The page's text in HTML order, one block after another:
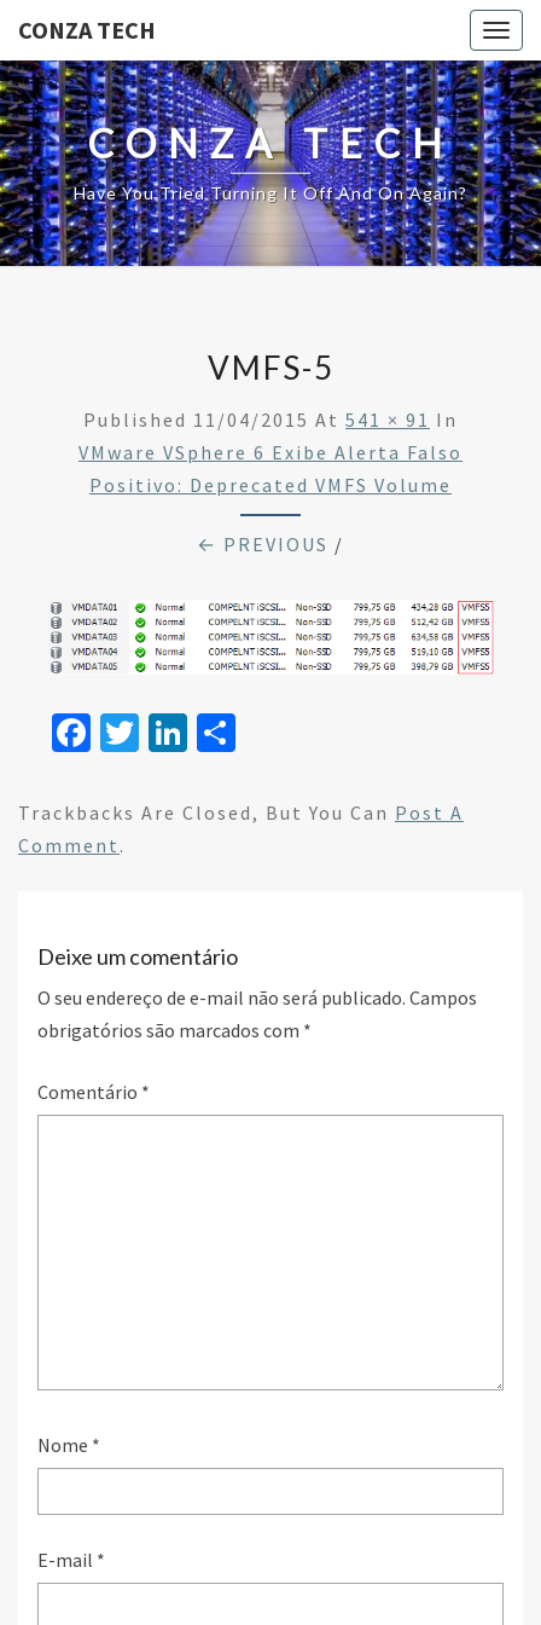
CONZA TECH
CONZA TECH
Have You Tried Turning It Off And On Again?
VMFS-5
Published 11/04/2015 At 541 × 91 In
VMware VSphere 6 Exibe Alerta Falso
Positivo: Deprecated VMFS Volume
← PREVIOUS /
Fa
b
o
T
tt
Li
ke ar
Trackbacks Are Closed, But You Can Post A
Comment .
Deixe um comentário
O seu endereço de e-mail não será publicado. Campos
obrigatórios são marcados com *
Comentário *
Nome *
E-mail *